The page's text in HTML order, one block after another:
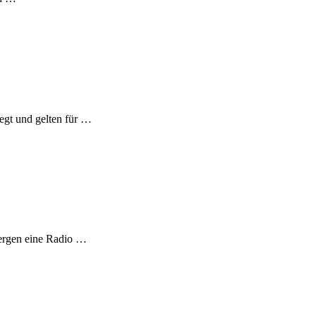
und gelten für …
eine Radio …